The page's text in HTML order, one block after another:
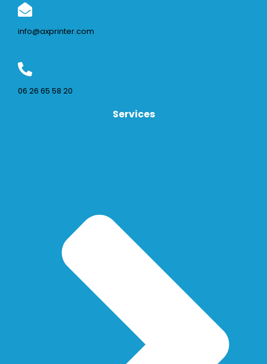
info@axprinter.com
06 26 65 58 20
Services